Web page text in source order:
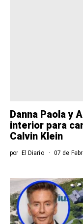
Danna Paola y
interior para
Calvin Klein
por El Diario 07 de